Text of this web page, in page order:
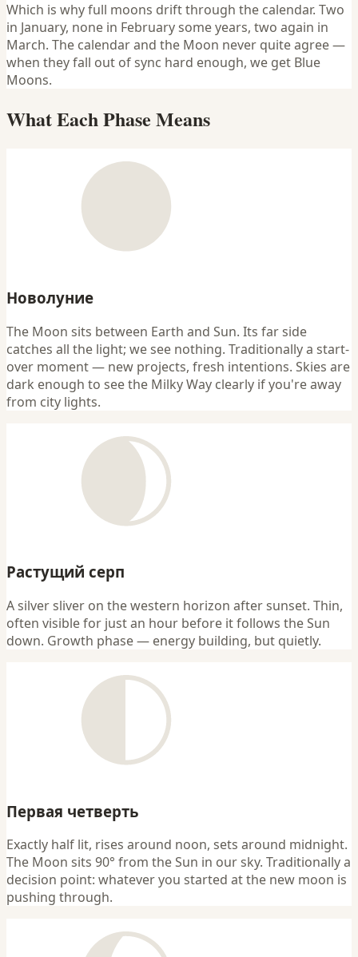
Which is why full moons drift through the calendar. Two
in January, none in February some years, two again in
March. The calendar and the Moon never quite agree —
when they fall out of sync hard enough, we get Blue
Moons.
What Each Phase Means
Новолуние
The Moon sits between Earth and Sun. Its far side
catches all the light; we see nothing. Traditionally a start-
over moment — new projects, fresh intentions. Skies are
dark enough to see the Milky Way clearly if you're away
from city lights.
Растущий серп
A silver sliver on the western horizon after sunset. Thin,
often visible for just an hour before it follows the Sun
down. Growth phase — energy building, but quietly.
Первая четверть
Exactly half lit, rises around noon, sets around midnight.
The Moon sits 90° from the Sun in our sky. Traditionally a
decision point: whatever you started at the new moon is
pushing through.